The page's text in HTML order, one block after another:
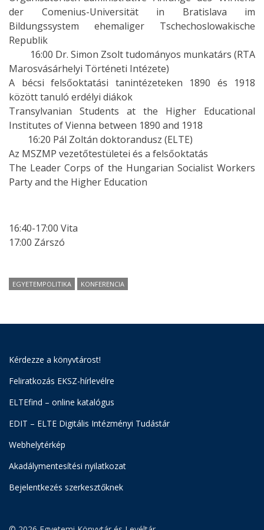
der Comenius-Universität in Bratislava im
Bildungssystem ehemaliger Tschechoslowakische
Republik
16:00 Dr. Simon Zsolt tudományos munkatárs (RTA
Marosvásárhelyi Történeti Intézete)
A bécsi felsőoktatási tanintézeteken 1890 és 1918
között tanuló erdélyi diákok
Transylvanian Students at the Higher Educational
Institutes of Vienna between 1890 and 1918
16:20 Pál Zoltán doktorandusz (ELTE)
Az MSZMP vezetőtestületei és a felsőoktatás
The Leader Corps of the Hungarian Socialist Workers
Party and the Higher Education
16:40-17:00 Vita
17:00 Zárszó
EGYETEMPOLITIKA KONFERENCIA
Kérdezze a könyvtárost!
Feliratkozás EKSZ-hírlevélre
ELTEfind – online katalógus
EDIT – ELTE Digitális Intézményi Tudástár
Webhelytérkép
Akadálymentesítési nyilatkozat
Bejelentkezés szerkesztőknek